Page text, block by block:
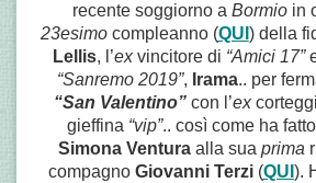
recente soggiorno a Bormio in
23esimo compleanno (QUI ) della
Lellis, l’exvincitore di “Amici 17”
“Sanremo 2019”, Irama.. per
“San Valentino”con l’ex
gieffina “vip”.. così come ha
Simona Ventura alla sua prima
compagno Giovanni Terzi(QUI ).